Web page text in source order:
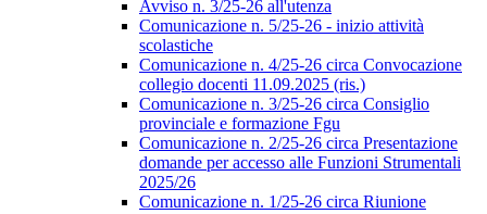
Avviso n. 3/25-26 all'utenza
Comunicazione n. 5/25-26 - inizio attività
scolastiche
Comunicazione n. 4/25-26 circa Convocazione
collegio docenti 11.09.2025 (ris.)
Comunicazione n. 3/25-26 circa Consiglio
provinciale e formazione Fgu
Comunicazione n. 2/25-26 circa Presentazione
domande per accesso alle Funzioni Strumentali
2025/26
Comunicazione n. 1/25-26 circa Riunione